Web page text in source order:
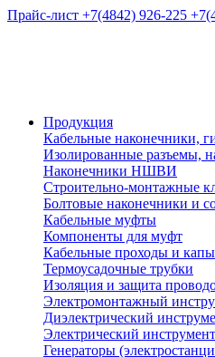
Прайс-лист +7(4842) 926-225
Продукция
Кабельные наконечники,
Изолированные разъемы,
Наконечники НШВИ
Строительно-монтажные
Болтовые наконечники и
Кабельные муфты
Компоненты для муфт
Кабельные проходы и капы
Термоусадочные трубки
Изоляция и защита
Электромонтажный
Диэлектрический
Электрический инструмент
Генераторы